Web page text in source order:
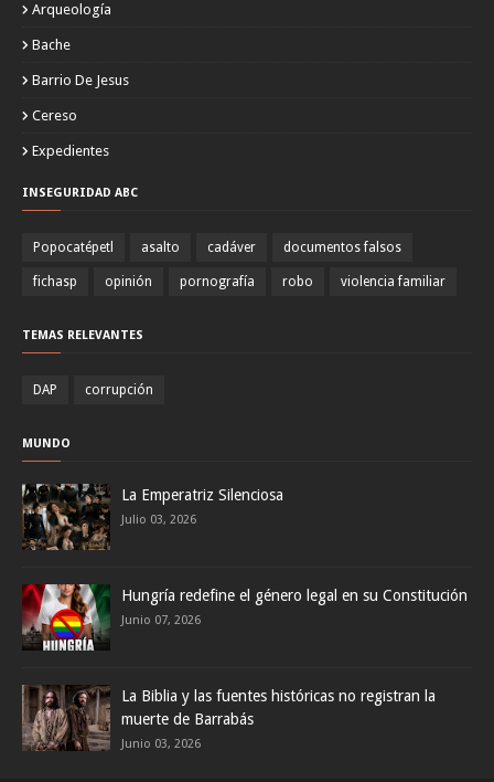
Arqueología
Bache
Barrio De Jesus
Cereso
Expedientes
INSEGURIDAD ABC
Popocatépetl asalto cadáver documentos falsos
fichasp opinión pornografía robo violencia familiar
TEMAS RELEVANTES
DAP corrupción
MUNDO
La Emperatriz Silenciosa
Julio 03, 2026
Hungría redefine el género legal en su Constitución
Junio 07, 2026
La Biblia y las fuentes históricas no registran la
muerte de Barrabás
Junio 03, 2026